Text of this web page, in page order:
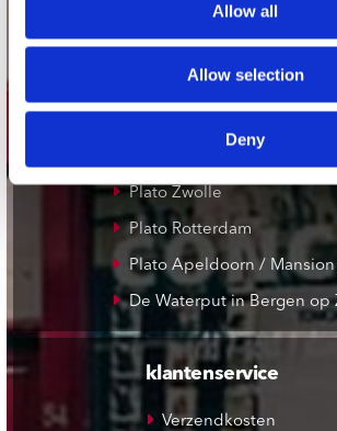
Allow all
Allow selection
Deny
Record Mania Amsterdam
Plato Groningen
Plato Utrecht
Plato Zwolle
Plato Rotterdam
Plato Apeldoorn / Mansion
De Waterput in Bergen op
klantenservice
Verzendkosten